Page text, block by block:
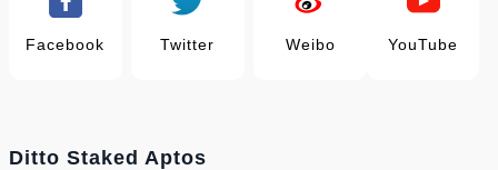
Facebook Twitter Weibo YouTube
Ditto Staked Aptos